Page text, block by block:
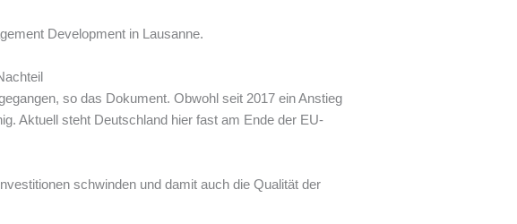
Development in Lausanne.
so das Dokument. Obwohl seit 2017 ein Anstieg
Aktuell steht Deutschland hier fast am Ende der EU-
schwinden und damit auch die Qualität der